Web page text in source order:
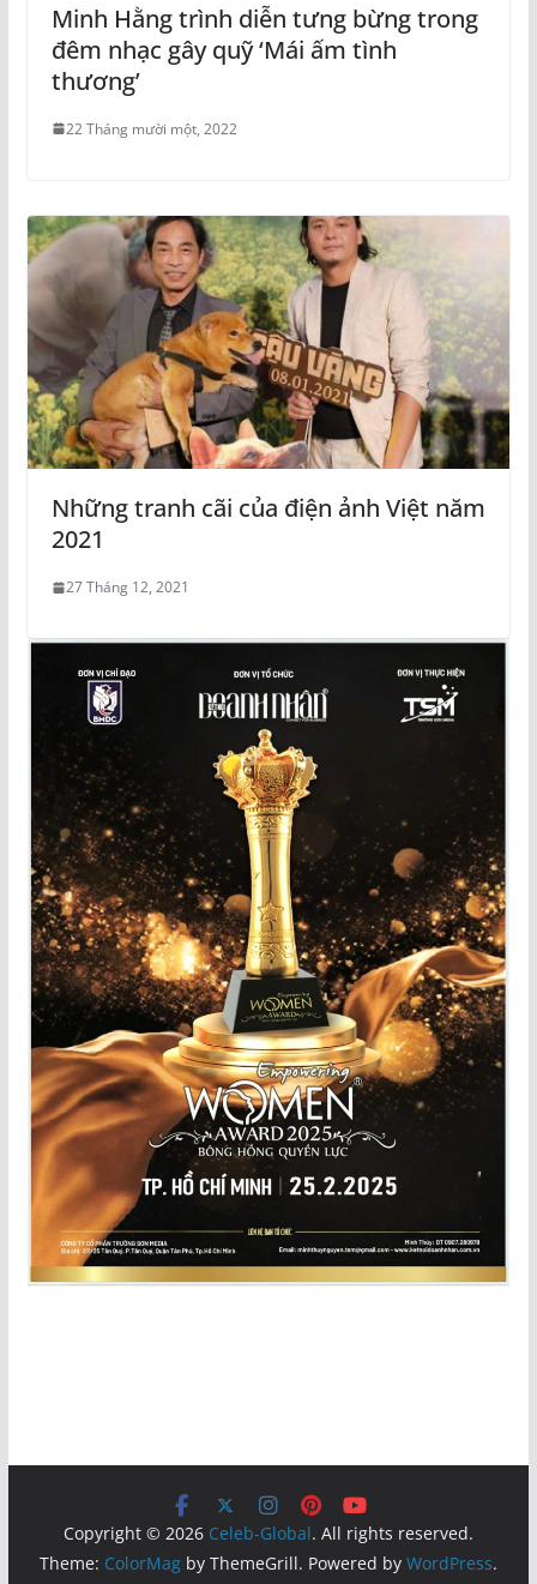
Minh Hằng trình diễn tưng bừng trong
đêm nhạc gây quỹ ‘Mái ấm tình
thương’
22 Tháng mười một, 2022
Những tranh cãi của điện ảnh Việt năm
2021
27 Tháng 12, 2021